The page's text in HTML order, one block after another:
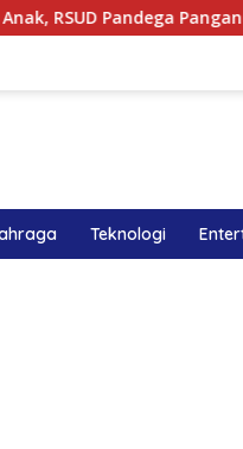
Pandega Pangandaran
Teknologi